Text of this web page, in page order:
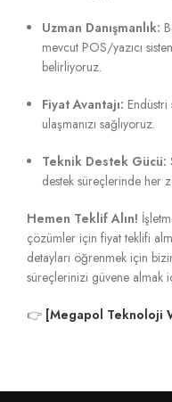
Uzman Danışmanlık:
mevcut POS/yazıcı
belirliyoruz.
Fiyat Avantajı:
ulaşmanızı sağlıyoruz.
Teknik Destek Gücü:
destek süreçlerinde her
Hemen Teklif Alın!
çözümler için fiyat teklifi
detayları öğrenmek için
süreçlerinizi güvene almak
👉 [Megapol Teknoloji